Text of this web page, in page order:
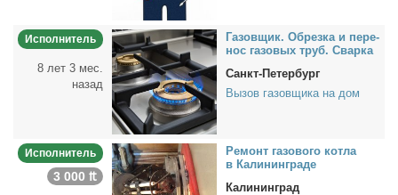
Исполнитель
8 лет 3 мес.
назад
Га­зов­щик. Об­рез­ка и пе­ре­
нос га­зо­вых труб. Свар­ка
Санкт-Петербург
Вызов газовщика на дом
Исполнитель
3 000 ₶
Ре­монт га­зо­во­го кот­ла
в Ка­ли­нин­гра­де
Калининград